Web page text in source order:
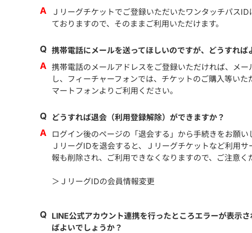
Ｊリーグチケットでご登録いただいたワンタッチパス
ておりますので、そのままご利用いただけます。
携帯電話にメールを送ってほしいのですが、どうすれば
携帯電話のメールアドレスをご登録いただければ、メー
し、フィーチャーフォンでは、チケットのご購入等い
マートフォンよりご利用ください。
どうすれば退会（利用登録解除）ができますか？
ログイン後のページの「退会する」から手続きをお願い
ＪリーグIDを退会すると、Ｊリーグチケットなど利用
報も削除され、ご利用できなくなりますので、ご注意く
＞ＪリーグIDの会員情報変更
LINE公式アカウント連携を行ったところエラーが表示
ばよいでしょうか？